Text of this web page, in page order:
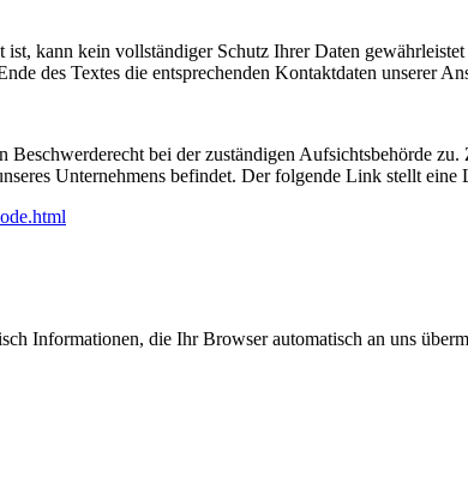
kann kein vollständiger Schutz Ihrer Daten
des Textes die entsprechenden Kontaktdaten unserer
bei der zuständigen Aufsichtsbehörde
Unternehmens befindet. Der folgende Link stellt
Informationen, die Ihr Browser automatisch an uns